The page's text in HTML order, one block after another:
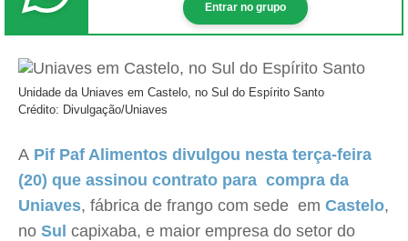
Entrar no grupo
Unidade da Uniaves em Castelo, no Sul do Espírito Santo
Crédito: Divulgação/Uniaves
A Pif Paf Alimentos divulgou nesta terça-feira
(20) que assinou contrato para compra da
Uniaves, fábrica de frango com sede em Castelo,
no Sul capixaba, e maior empresa do setor do